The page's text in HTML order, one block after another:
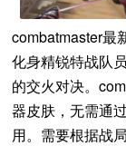
combatmaster最
化身精锐特战队
的交火对决。
器皮肤，无需通
用。需要根据战